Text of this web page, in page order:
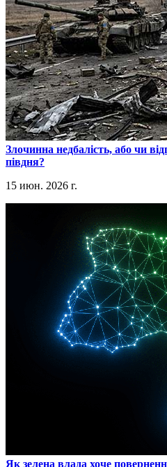
​Злочинна недбалість, або чи
півдня?
15 июн. 2026 г.
​Як зелена влада хоче